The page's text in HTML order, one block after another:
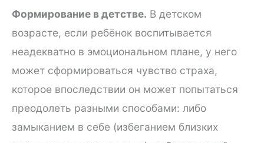
Формирование в детстве. В детском
возрасте, если ребёнок воспитывается
неадекватно в эмоциональном плане, у него
может сформироваться чувство страха,
которое впоследствии он может попытаться
преодолеть разными способами: либо
замыканием в себе (избеганием близких